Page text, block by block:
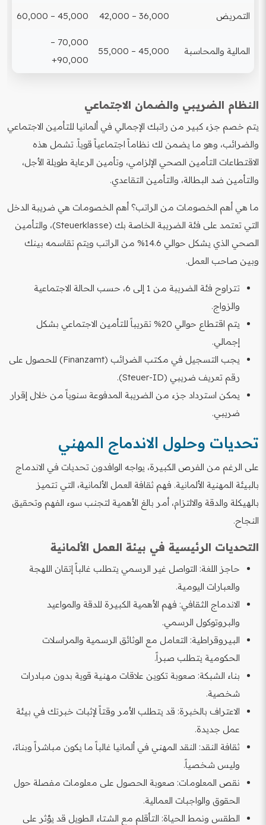
التمريض 36,000 – 42,000
45,000 – 60,000
المالية والمحاسبة 45,000 – 55,000
70,000 –
90,000+
النظام الضريبي والضمان الاجتماعي
يتم خصم جزء كبير من راتبك الإجمالي في ألمانيا للتأمين الاجتماعي
والضرائب، وهو ما يضمن لك نظاماً اجتماعياً قوياً. تشمل هذه
الاقتطاعات التأمين الصحي الإلزامي، وتأمين الرعاية طويلة الأجل،
والتأمين ضد البطالة، والتأمين التقاعدي.
ما هي أهم الخصومات من الراتب؟ أهم الخصومات هي ضريبة الدخل
التي تعتمد على فئة الضريبة الخاصة بك (Steuerklasse)، والتأمين
الصحي الذي يشكل حوالي 14.6% من الراتب ويتم تقاسمه بينك
وبين صاحب العمل.
تتراوح فئة الضريبة من 1 إلى 6، حسب الحالة الاجتماعية
والزواج.
يتم اقتطاع حوالي 20% تقريباً للتأمين الاجتماعي بشكل
إجمالي.
يجب التسجيل في مكتب الضرائب (Finanzamt) للحصول على
رقم تعريف ضريبي (Steuer-ID).
يمكن استرداد جزء من الضريبة المدفوعة سنوياً من خلال إقرار
ضريبي.
تحديات وحلول الاندماج المهني
على الرغم من الفرص الكبيرة، يواجه الوافدون تحديات في الاندماج
بالبيئة المهنية الألمانية. فهم ثقافة العمل الألمانية، التي تتميز
بالهيكلة والدقة والالتزام، أمر بالغ الأهمية لتجنب سوء الفهم وتحقيق
النجاح.
التحديات الرئيسية في بيئة العمل الألمانية
حاجز اللغة: التواصل غير الرسمي يتطلب غالباً إتقان اللهجة
والعبارات اليومية.
الاندماج الثقافي: فهم الأهمية الكبيرة للدقة والمواعيد
والبروتوكول الرسمي.
البيروقراطية: التعامل مع الوثائق الرسمية والمراسلات
الحكومية يتطلب صبراً.
بناء الشبكة: صعوبة تكوين علاقات مهنية قوية بدون مبادرات
شخصية.
الاعتراف بالخبرة: قد يتطلب الأمر وقتاً لإثبات خبرتك في بيئة
عمل جديدة.
ثقافة النقد: النقد المهني في ألمانيا غالباً ما يكون مباشراً وبناءً،
وليس شخصياً.
نقص المعلومات: صعوبة الحصول على معلومات مفصلة حول
الحقوق والواجبات العمالية.
الطقس ونمط الحياة: التأقلم مع الشتاء الطويل قد يؤثر على